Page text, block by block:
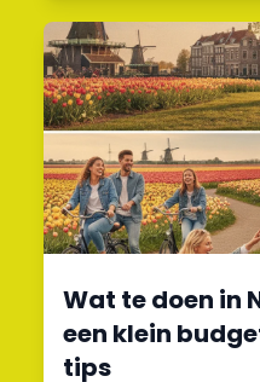
Wat te doen in
een klein
tips